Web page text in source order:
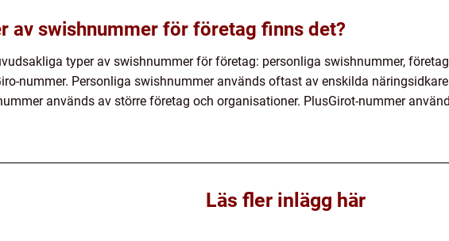
av swishnummer för företag finns det?
typer av swishnummer för företag: personliga swishnummer,
nummer. Personliga swishnummer används oftast av enskilda
används av större företag och organisationer. PlusGirot-nummer
Läs fler inlägg här